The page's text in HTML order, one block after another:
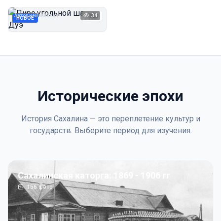
НОВОЕ 1923
Автор неизвестен 34
Исторические эпохи
История Сахалина — это переплетение культур и
государств. Выберите период для изучения.
Сахалинская каторга: 1869 - 1906 гг
156фото